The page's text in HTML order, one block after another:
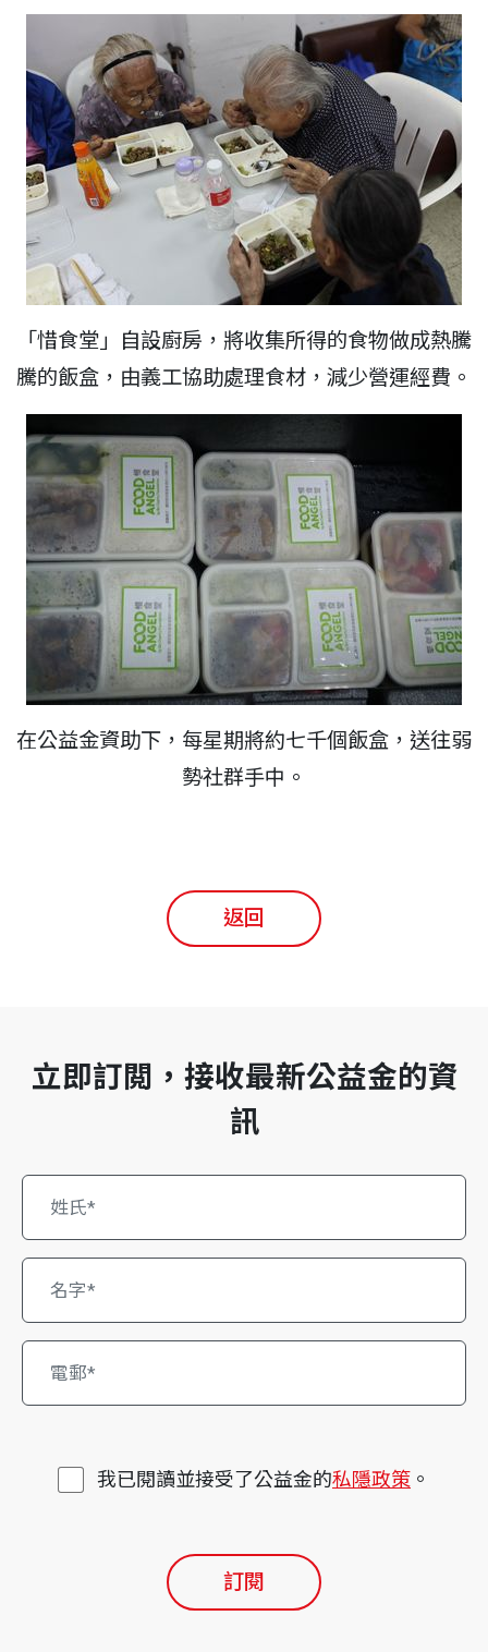
「惜食堂」自設廚房，將收集所得的食物做成熱騰
騰的飯盒，由義工協助處理食材，減少營運經費。
在公益金資助下，每星期將約七千個飯盒，送往弱
勢社群手中。
返回
立即訂閲，接收最新公益金的資
訊
我已閱讀並接受了公益金的私隱政策 。
訂閱